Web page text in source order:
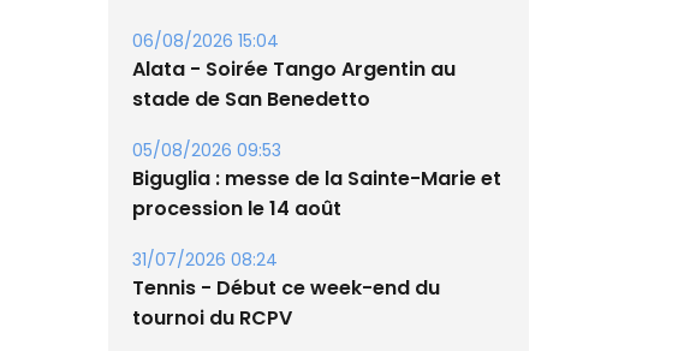
étoiles
06/08/2026 15:04
stade de San Benedetto
05/08/2026 09:53
procession le 14 août
31/07/2026 08:24